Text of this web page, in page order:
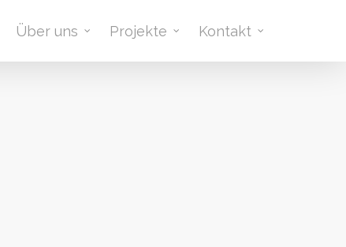
Über uns Projekte Kontakt